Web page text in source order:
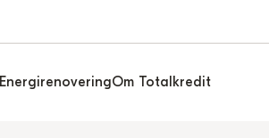
EnergirenoveringOm Totalkredit